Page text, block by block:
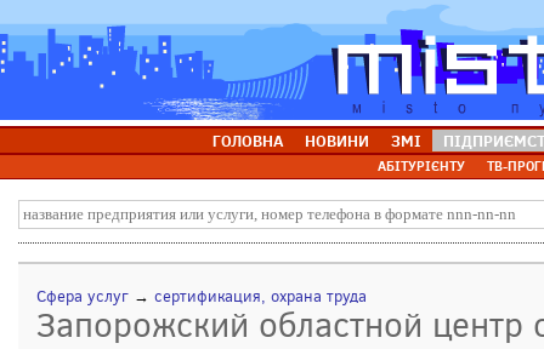
ГОЛОВНА НОВИНИ ЗМІ
АБІТУРІЄНТУ ТВ-
Сфера услуг → сертификация, охрана труда
Запорожский областной центр